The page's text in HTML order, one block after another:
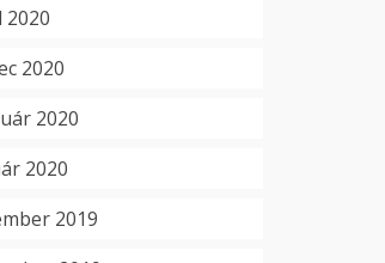
2020
2020
2020
2019